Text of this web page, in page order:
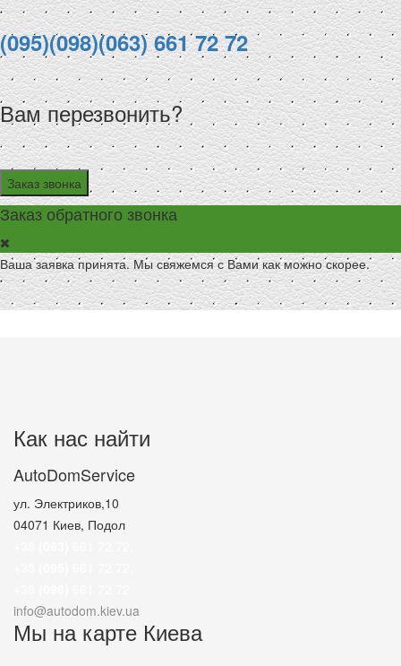
(095)(098)(063) 661 72 72
Вам перезвонить?
Заказ звонка
Заказ обратного звонка
Ваша заявка принята. Мы свяжемся с Вами как можно скорее.
Как нас найти
AutoDomService
ул. Электриков,10
04071 Киев, Подол
info@autodom.kiev.ua
Мы на карте Киева